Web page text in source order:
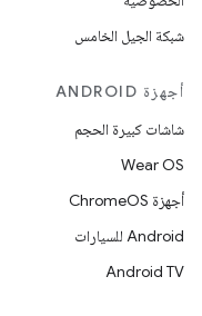
شبكة الجيل الخامس
أجهزة ANDROID
شاشات كبيرة الحجم
Wear OS
أجهزة ChromeOS
Android للسيارات
Android TV